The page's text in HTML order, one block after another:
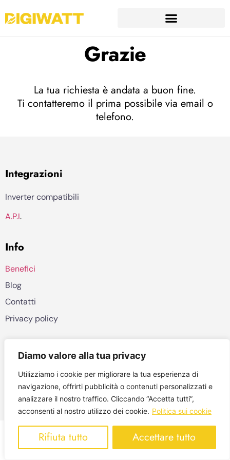
Diamo valore alla tua privacy
Utilizziamo i cookie per migliorare la tua esperienza di
navigazione, offrirti pubblicità o contenuti personalizzati e
analizzare il nostro traffico. Cliccando “Accetta tutti”,
acconsenti al nostro utilizzo dei cookie. Politica sui cookie
Rifiuta tutto Accettare tutto
Grazie
La tua richiesta è andata a buon fine.
Ti contatteremo il prima possibile via email o
telefono.
Integrazioni
Inverter compatibili
A.P.I.
Info
Benefici
Blog
Contatti
Privacy policy
Contattaci a: info (at) digiwatt.energy
Viale Piave 21, 20129 Milano Italy
VAT 09389590960